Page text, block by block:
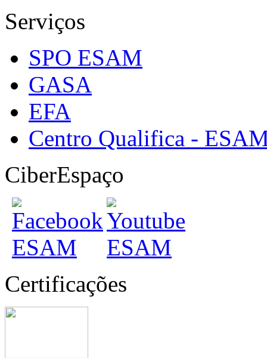
Serviços
SPO ESAM
GASA
EFA
Centro Qualifica -
CiberEspaço
Certificações